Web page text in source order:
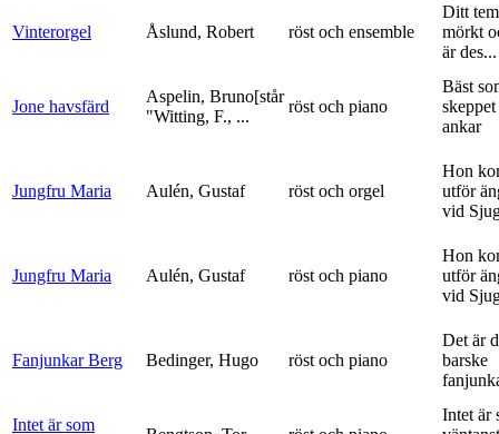
Vinterorgel Åslund, Robert röst och ensemble
Ditt
mörkt
är des...
Jone havsfärd
Aspelin, Bruno[står
"Witting, F., ...
röst och piano
Bäst
ankar
Jungfru Maria Aulén, Gustaf röst och orgel
Hon
utför
vid
Jungfru Maria Aulén, Gustaf röst och piano
Hon
utför
vid
Fanjunkar Berg Bedinger, Hugo röst och piano
Det är
barske
Intet är som
Intet är